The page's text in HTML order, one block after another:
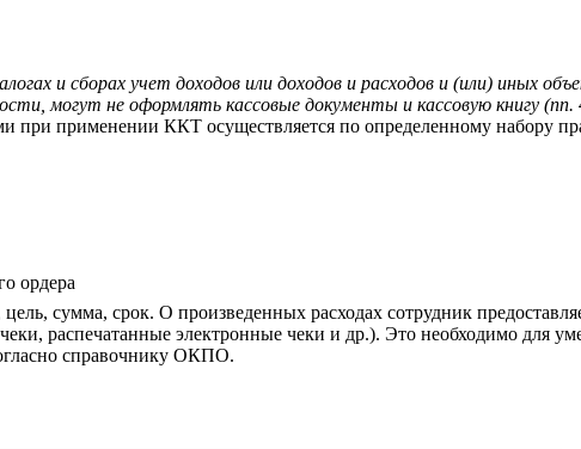
сборах учет доходов или доходов и расходов и (или) иных
могут не оформлять кассовые документы и кассовую книгу
при применении ККТ осуществляется по определенному набору
ордера
сумма, срок. О произведенных расходах сотрудник
распечатанные электронные чеки и др.). Это необходимо для
справочнику ОКПО.